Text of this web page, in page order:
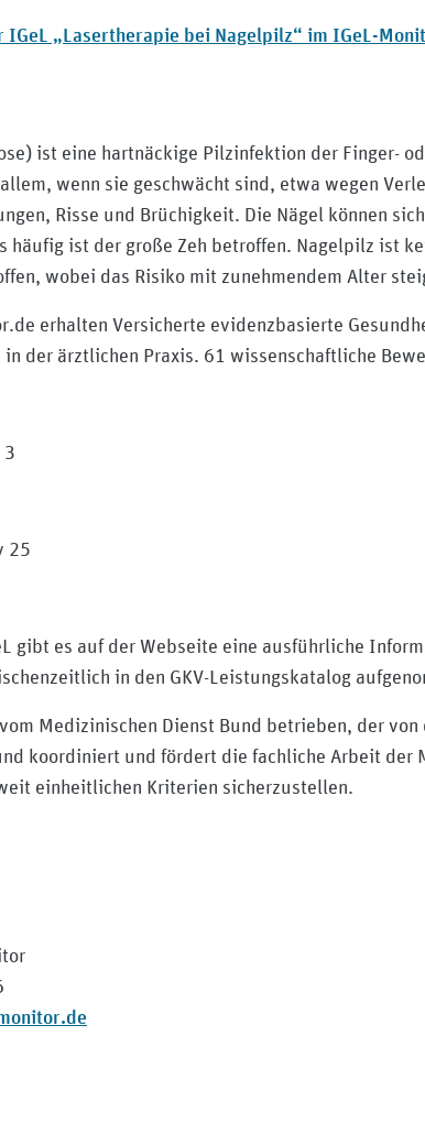
IGeL „Lasertherapie bei Nagelpilz“ im IGeL-
ist eine hartnäckige Pilzinfektion der Finger-
wenn sie geschwächt sind, etwa wegen
Risse und Brüchigkeit. Die Nägel können
häufig ist der große Zeh betroffen. Nagelpilz ist
wobei das Risiko mit zunehmendem Alter
erhalten Versicherte evidenzbasierte
der ärztlichen Praxis. 61 wissenschaftliche
25
gibt es auf der Webseite eine ausführliche
in den GKV-Leistungskatalog
Medizinischen Dienst Bund betrieben, der
koordiniert und fördert die fachliche Arbeit
einheitlichen Kriterien sicherzustellen.